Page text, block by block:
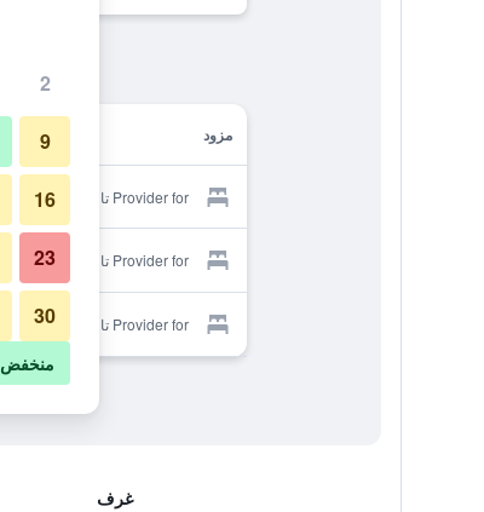
مزود
Provider for تالو ريتريت
Provider for تالو ريتريت
Provider for تالو ريتريت
غرف
2
9
16
23
30
منخفض